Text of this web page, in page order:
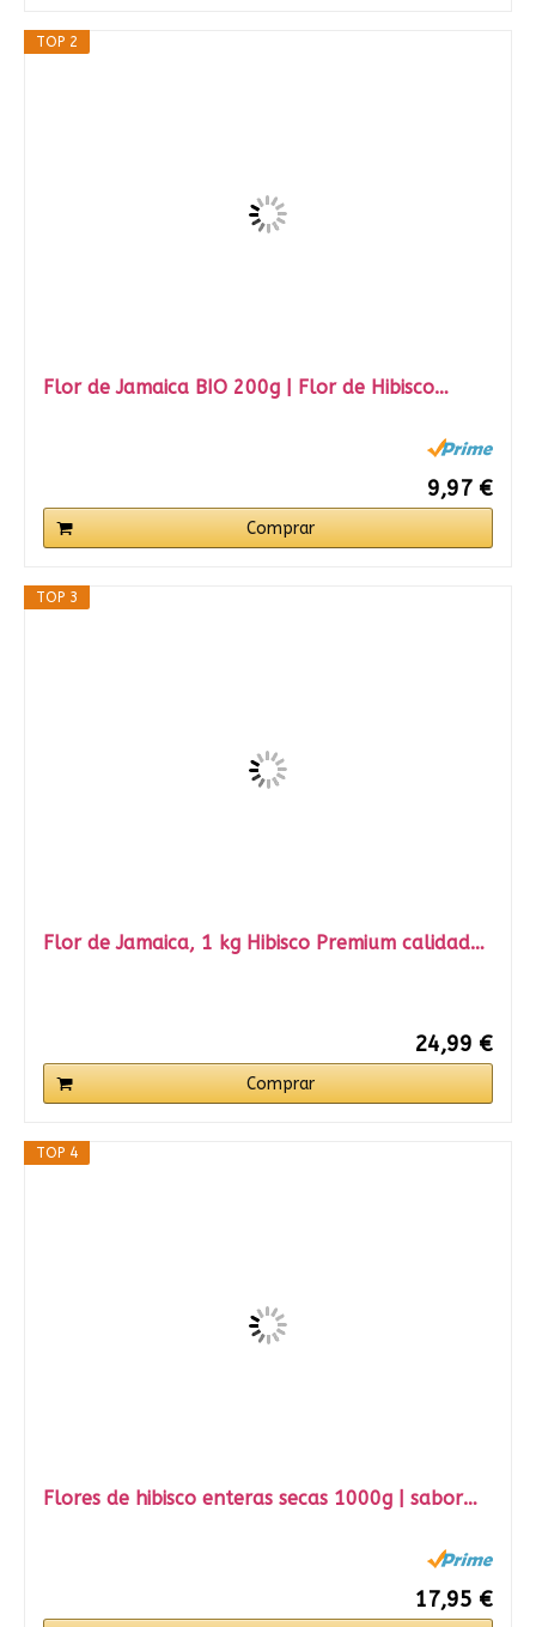
TOP 2
Flor de Jamaica BIO 200g | Flor de Hibisco…
9,97 €
Comprar
TOP 3
Flor de Jamaica, 1 kg Hibisco Premium calidad…
24,99 €
Comprar
TOP 4
Flores de hibisco enteras secas 1000g | sabor…
17,95 €